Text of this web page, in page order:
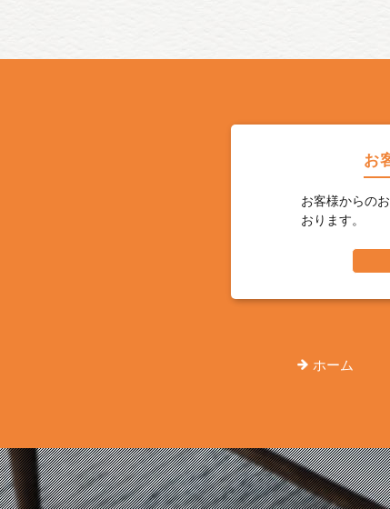
お
お客様からの
おります。
ホーム